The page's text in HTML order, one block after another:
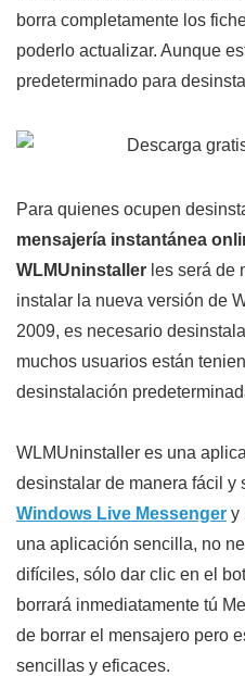
borra completamente los
poderlo actualizar. Aunque
predeterminado para
Para quienes ocupen
mensajería instantánea
WLMUninstaller les será de
instalar la nueva versión de
2009, es necesario
muchos usuarios están
desinstalación
WLMUninstaller es una
desinstalar de manera fácil
Windows Live Messenger y
una aplicación sencilla, no
difíciles, sólo dar clic en el
borrará inmediatamente tú
de borrar el mensajero pero
sencillas y eficaces.